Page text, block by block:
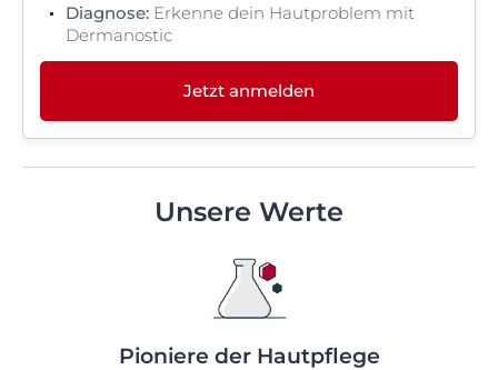
Diagnose: Erkenne dein Hautproblem mit
Dermanostic
Jetzt anmelden
Unsere Werte
Pioniere der Hautpflege